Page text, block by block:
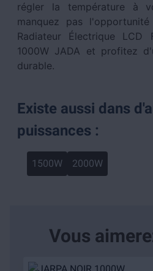
régler la température à
manquez pas
Radiateur Électrique LCD
1000W JADA et profitez
durable.
Existe aussi dans
puissances :
1500W 2000W
Vous